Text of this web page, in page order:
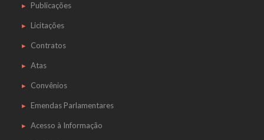
Publicações
Licitações
Contratos
Atas
Convênios
Emendas Parlamentares
Acesso à Informação